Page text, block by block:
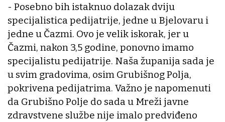
- Posebno bih istaknuo dolazak dviju
specijalistica pedijatrije, jedne u Bjelovaru i
jedne u Čazmi. Ovo je velik iskorak, jer u
Čazmi, nakon 3,5 godine, ponovno imamo
specijalistu pedijatrije. Naša županija sada je
u svim gradovima, osim Grubišnog Polja,
pokrivena pedijatrima. Važno je napomenuti
da Grubišno Polje do sada u Mreži javne
zdravstvene službe nije imalo predviđeno